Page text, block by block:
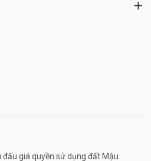
đấu giá quyền sử dụng đất Mậu